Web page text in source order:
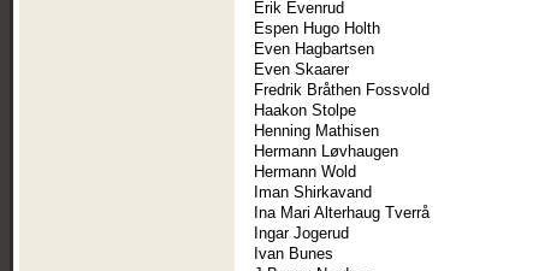
Erik Evenrud
Espen Hugo Holth
Even Hagbartsen
Even Skaarer
Fredrik Bråthen Fossvold
Haakon Stolpe
Henning Mathisen
Hermann Løvhaugen
Hermann Wold
Iman Shirkavand
Ina Mari Alterhaug Tverrå
Ingar Jogerud
Ivan Bunes